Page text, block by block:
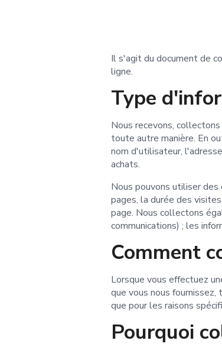
Il s'agit du document de
ligne.
Type
Nous recevons,
toute autre manière. En
nom d'utilisateur,
achats.
Nous pouvons utiliser
pages, la durée des
page. Nous collectons
communications) ; les
Comment
Lorsque vous effectuez
que vous nous
que pour les raisons
Pourquoi